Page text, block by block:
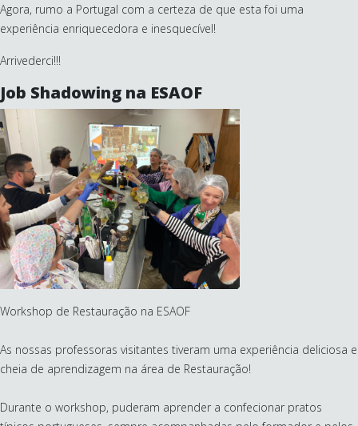
Agora, rumo a Portugal com a certeza de que esta foi uma
experiência enriquecedora e inesquecível!
Arrivederci!!!
Job Shadowing na ESAOF
Workshop de Restauração na ESAOF
As nossas professoras visitantes tiveram uma experiência deliciosa e
cheia de aprendizagem na área de Restauração!
Durante o workshop, puderam aprender a confecionar pratos